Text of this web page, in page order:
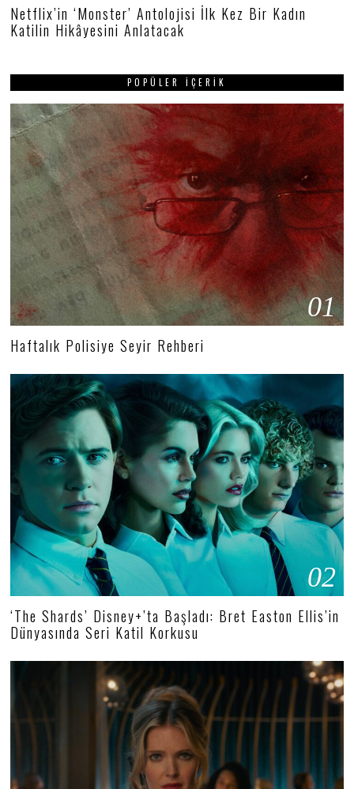
Netflix’in ‘Monster’ Antolojisi İlk Kez Bir Kadın
Katilin Hikâyesini Anlatacak
POPÜLER İÇERIK
01
Haftalık Polisiye Seyir Rehberi
02
‘The Shards’ Disney+’ta Başladı: Bret Easton Ellis’in
Dünyasında Seri Katil Korkusu